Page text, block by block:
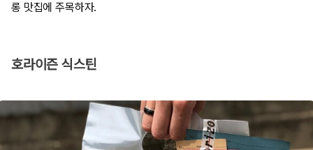
롱 맛집에 주목하자.
호라이즌 식스틴